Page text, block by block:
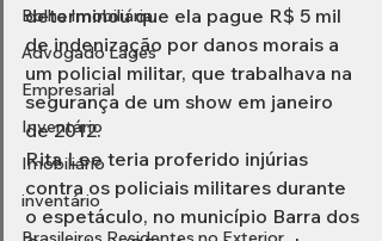
Bolha Imobiliária
Advogado Lages
Empresarial
Inventário
Imobiliário
inventário
determinou que ela pague R$ 5 mil
de indenização por danos morais a
um policial militar, que trabalhava na
segurança de um show em janeiro
de 2012.
Rita Lee teria proferido injúrias
contra os policiais militares durante
o espetáculo, no município Barra dos